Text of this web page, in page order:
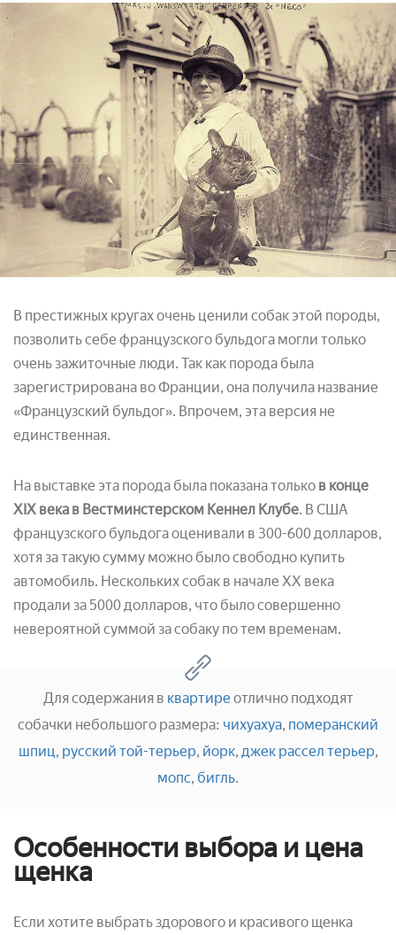
В престижных кругах очень ценили собак этой породы,
позволить себе французского бульдога могли только
очень зажиточные люди. Так как порода была
зарегистрирована во Франции, она получила название
«Французский бульдог». Впрочем, эта версия не
единственная.
На выставке эта порода была показана только в конце
XІX века в Вестминстерском Кеннел Клубе. В США
французского бульдога оценивали в 300-600 долларов,
хотя за такую сумму можно было свободно купить
автомобиль. Нескольких собак в начале XX века
продали за 5000 долларов, что было совершенно
невероятной суммой за собаку по тем временам.
Для содержания в квартире отлично подходят
собачки небольшого размера: чихуахуа, померанский
шпиц, русский той-терьер, йорк, джек рассел терьер,
мопс, бигль.
Особенности выбора и цена
щенка
Если хотите выбрать здорового и красивого щенка